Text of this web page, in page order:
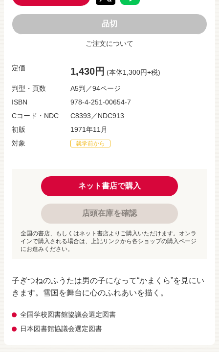
子ぎつねのふうたは男の子になって“かまくら”を見にい
きます。雪国を舞台に心のふれあいを描く。
全国学校図書館協議会選定図書
日本図書館協議会選定図書
品切
ご注文について
定価 1,430円 (本体1,300円+税)
判型・頁数
A5判／94ページ
ISBN
978-4-251-00654-7
Cコード・NDC
C8393／NDC913
初版
1971年11月
対象
就学前から
ネット書店で購入
店頭在庫を確認
全国の書店、もしくはネット書店よりご購入いただけます。オンラ
インで購入される場合は、上記リンクから各ショップの購入ページ
にお進みください。